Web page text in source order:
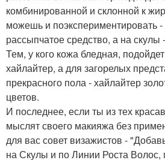
комбинированной и склонной к
можешь и поэкспериментировать -
рассыпчатое средство, а на скулы
Тем, у кого кожа бледная,
хайлайтер, а для загорелых
прекрасного пола - хайлайтер
цветов.
И последнее, если ты из тех
мыслят своего макияжа без
для вас совет визажистов -
на Скулы и по Линии Роста Волос,